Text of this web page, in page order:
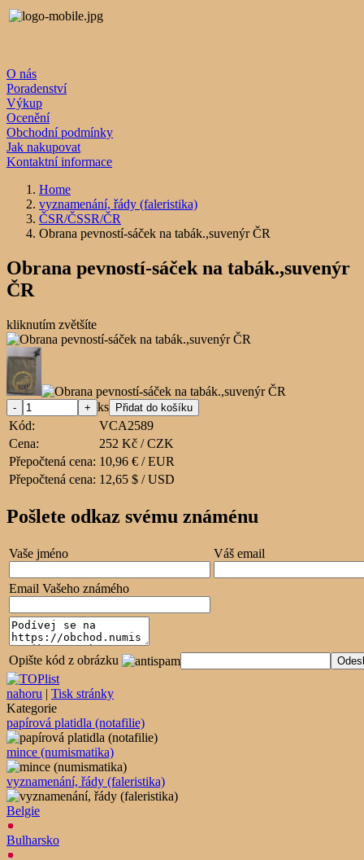
O nás
Poradenství
Výkup
Ocenění
Obchodní podmínky
Jak nakupovat
Kontaktní informace
Home
vyznamenání, řády (faleristika)
ČSR/ČSSR/ČR
Obrana pevností-sáček na tabák.,suvenýr ČR
Obrana pevností-sáček na tabák.,suvenýr
ČR
kliknutím zvětšíte
ks
Kód:
VCA2589
Cena:
252 Kč / CZK
Přepočtená cena: 10,96 € / EUR
Přepočtená cena: 12,65 $ / USD
Pošlete odkaz svému známénu
Vaše jméno Váš email
Email Vašeho známého
Opište kód z obrázku
nahoru | Tisk stránky
Kategorie
papírová platidla (notafilie)
mince (numismatika)
vyznamenání, řády (faleristika)
Belgie
Bulharsko